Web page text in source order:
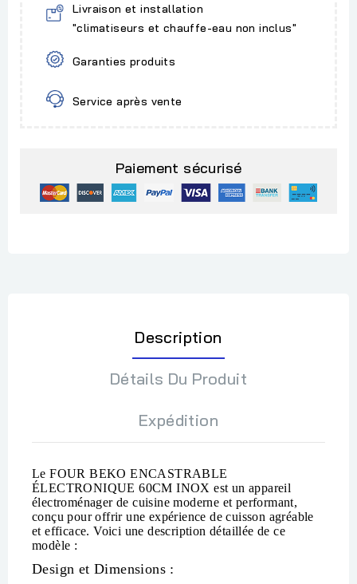
Livraison et installation
"climatiseurs et chauffe-eau non inclus"
Garanties produits
Service après vente
Paiement sécurisé
Description
Détails Du Produit
Expédition
LeFOUR BEKO ENCASTRABLE
ÉLECTRONIQUE 60CM INOX est un appareil
électroménager de cuisine moderne et performant,
conçu pour offrir une expérience de cuisson agréable
et efficace. Voici une description détaillée de ce
modèle :
Design et Dimensions :